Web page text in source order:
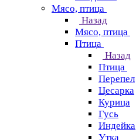
Мясо, птица
Назад
Мясо, птица
Птица
Назад
Птица
Перепел
Цесарка
Курица
Гусь
Индейка
Утка